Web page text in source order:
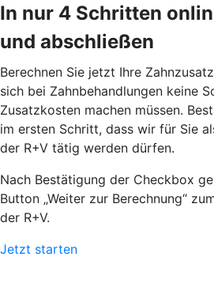
In nur 4 Schritten
und abschließen
Berechnen Sie jetzt Ihre
sich bei Zahnbehandlungen keine
Zusatzkosten machen müssen.
im ersten Schritt, dass wir für Sie
der R+V tätig werden dürfen.
Nach Bestätigung der Checkbox
Button „Weiter zur Berechnung“
der R+V.
Jetzt starten